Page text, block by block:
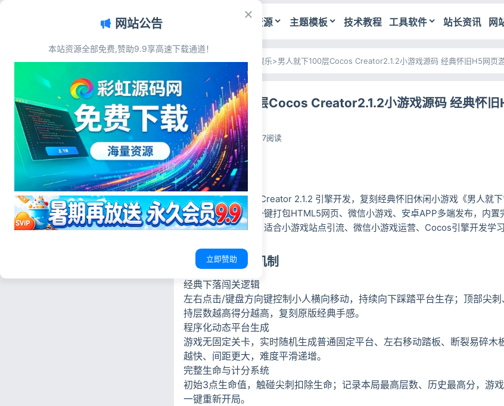
源码资源 主题模板 技术教程 工具软件 站长资讯 网
首页>源码资源>游戏娱乐>男人就下100层Cocos Creator2.1.2小游戏源码 经典怀旧H5网页
男人就下100层Cocos Creator2.1.2小游戏源码 经典怀旧
彩虹源码网
2026-06-29 17阅读
源码简介
本项目基于 Cocos Creator 2.1.2 引擎开发，复刻经典怀旧休闲小游戏《男人就
密工程源码，支持一键打包HTML5网页、微信小游戏、安卓APP多端发布，内置
成、计分存档逻辑，适合小游戏站点引流、微信小游戏运营、Cocos引擎开发学习
核心游戏玩法机制
经典下落闯关逻辑
左右点击/键盘方向键控制小人横向移动，持续向下踩踏平台生存；顶部尖
持层数越高得分越高，复刻原版经典手感。
程序化动态平台生成
游戏无固定关卡，实时随机生成普通固定平台、左右移动踏板、断裂易碎木
越快、间距更大，难度平滑递增。
完整生命与计分系统
初始3点生命值，触碰尖刺扣除生命；记录本局最高层数、历史最高分，游
一键重新开局。
文章目录
源码简介
核心游戏玩法机制
源码展示
源码下载
网站公告
本站资源全部免费,赞助9.9享高速下载通道！
立即赞助